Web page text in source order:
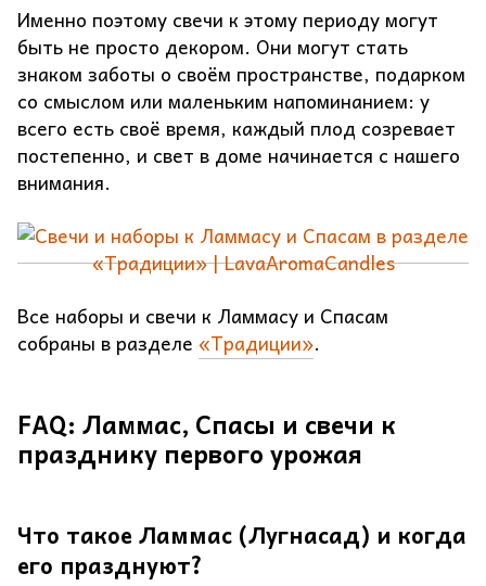
Именно поэтому свечи к этому периоду могут
быть не просто декором. Они могут стать
знаком заботы о своём пространстве, подарком
со смыслом или маленьким напоминанием: у
всего есть своё время, каждый плод созревает
постепенно, и свет в доме начинается с нашего
внимания.
Все наборы и свечи к Ламмасу и Спасам
собраны в разделе «Традиции».
FAQ: Ламмас, Спасы и свечи к
празднику первого урожая
Что такое Ламмас (Лугнасад) и когда
его празднуют?